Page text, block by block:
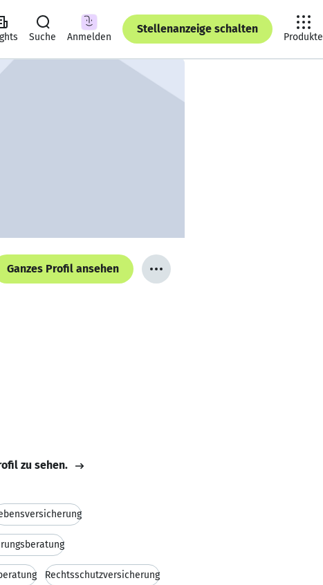
Suche Anmelden
Stellenanzeige schalten
Produkte
Ganzes Profil ansehen
zu sehen.
Rechtsschutzversicherung